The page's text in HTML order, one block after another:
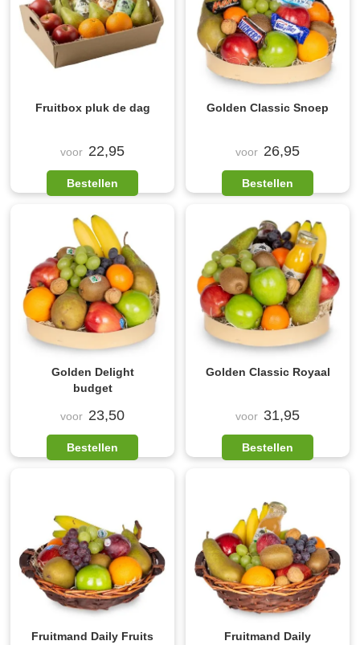
Fruitbox pluk de dag
voor 22,95
Bestellen
Golden Classic Snoep
voor 26,95
Bestellen
Golden Delight
budget
voor 23,50
Bestellen
Golden Classic Royaal
voor 31,95
Bestellen
Fruitmand Daily Fruits
Fruitmand Daily